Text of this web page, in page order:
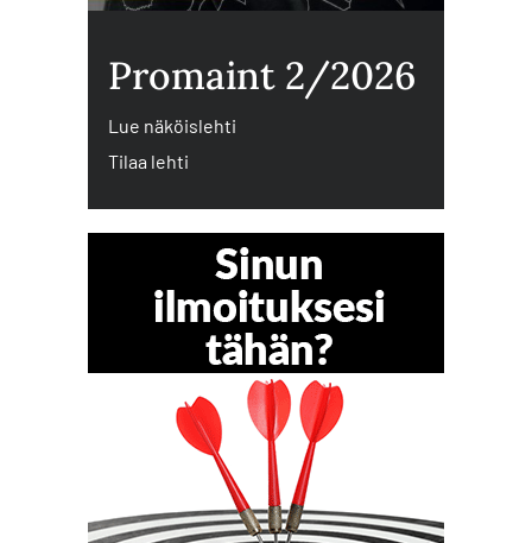
Promaint 2/2026
Lue näköislehti
Tilaa lehti